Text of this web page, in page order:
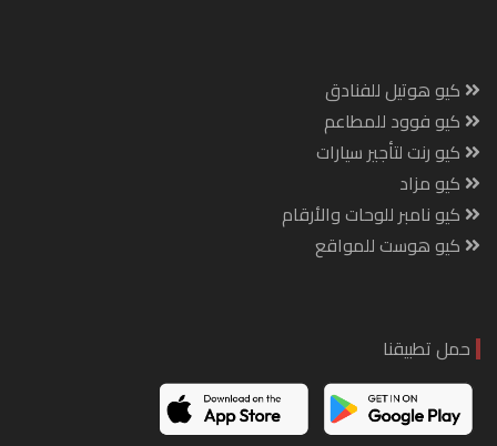
كيو هوتيل للفنادق
كيو فوود للمطاعم
كيو رنت لتأجير سيارات
كيو مزاد
كيو نامبر للوحات والأرقام
كيو هوست للمواقع
حمل تطبيقنا